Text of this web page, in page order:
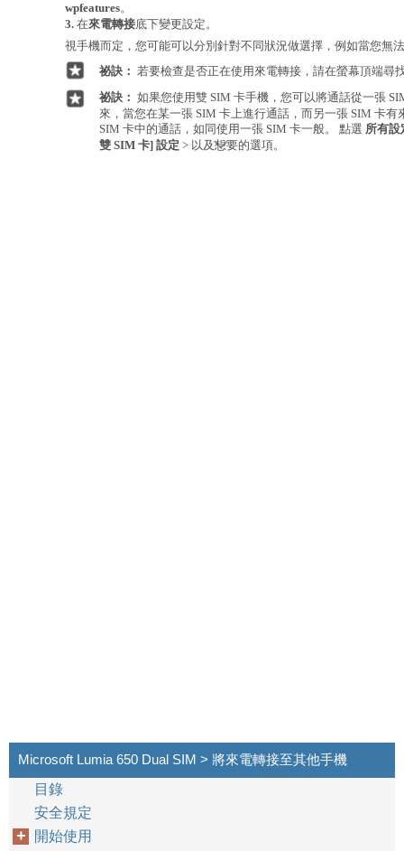
wpfeatures。
3. 在來電轉接底下變更設定。
視手機而定，您可能可以分別針對不同狀況做選擇，例如當您無
祕訣： 若要檢查是否正在使用來電轉接，請在螢幕頂端尋
祕訣： 如果您使用雙 SIM 卡手機，您可以將通話從一張
來，當您在某一張 SIM 卡上進行通話，而另一張 SIM 卡
SIM 卡中的通話，如同使用一張 SIM 卡一般。 點選 所有設
雙 SIM 卡] 設定 > 以及想要的選項。
Microsoft Lumia 650 Dual SIM > 將來電轉接至其他手機
目錄
安全規定
開始使用